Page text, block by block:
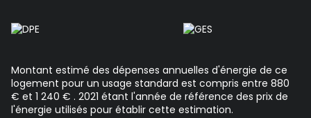
Montant estimé des dépenses annuelles d'énergie de ce
logement pour un usage standard est compris entre 880
€ et 1 240 € . 2021 étant l'année de référence des prix de
l'énergie utilisés pour établir cette estimation.